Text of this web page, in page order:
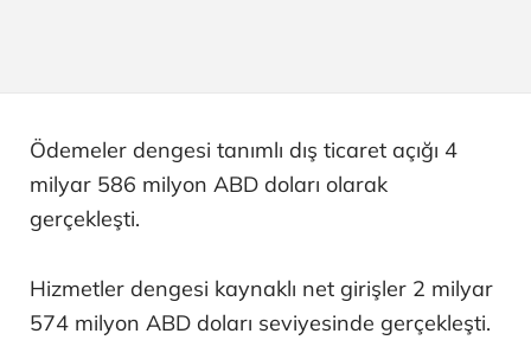
Ödemeler dengesi tanımlı dış ticaret açığı 4
milyar 586 milyon ABD doları olarak
gerçekleşti.
Hizmetler dengesi kaynaklı net girişler 2 milyar
574 milyon ABD doları seviyesinde gerçekleşti.